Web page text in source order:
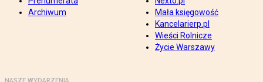
Archiwum
Mała księgowość
Kancelarierp.pl
Wieści Rolnicze
Życie Warszawy